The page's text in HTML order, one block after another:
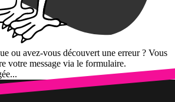
ou avez-vous découvert une erreur ? Vous
votre message via le formulaire.